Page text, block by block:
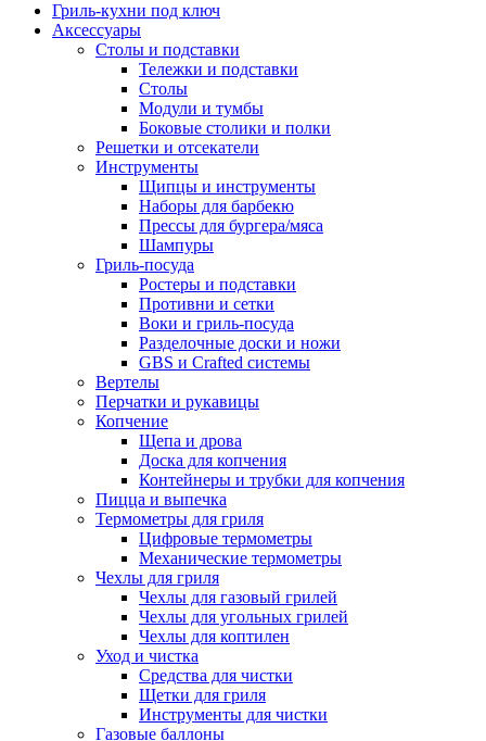
Гриль-кухни под ключ
Аксессуары
Столы и подставки
Тележки и подставки
Столы
Модули и тумбы
Боковые столики и полки
Решетки и отсекатели
Инструменты
Щипцы и инструменты
Наборы для барбекю
Прессы для бургера/мяса
Шампуры
Гриль-посуда
Ростеры и подставки
Противни и сетки
Воки и гриль-посуда
Разделочные доски и ножи
GBS и Crafted системы
Вертелы
Перчатки и рукавицы
Копчение
Щепа и дрова
Доска для копчения
Контейнеры и трубки для копчения
Пицца и выпечка
Термометры для гриля
Цифровые термометры
Механические термометры
Чехлы для гриля
Чехлы для газовый грилей
Чехлы для угольных грилей
Чехлы для коптилен
Уход и чистка
Средства для чистки
Щетки для гриля
Инструменты для чистки
Газовые баллоны